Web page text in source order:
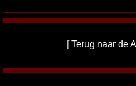
[Terug naar de